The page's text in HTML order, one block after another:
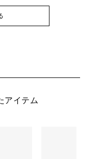
アイテム